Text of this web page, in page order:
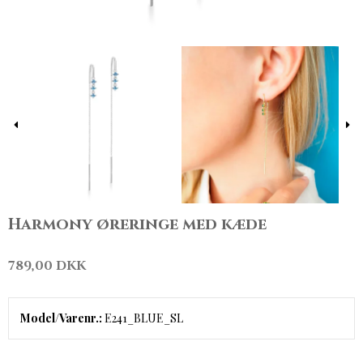
Harmony øreringe med kæde
789,00 DKK
Model/Varenr.: E241_BLUE_SL